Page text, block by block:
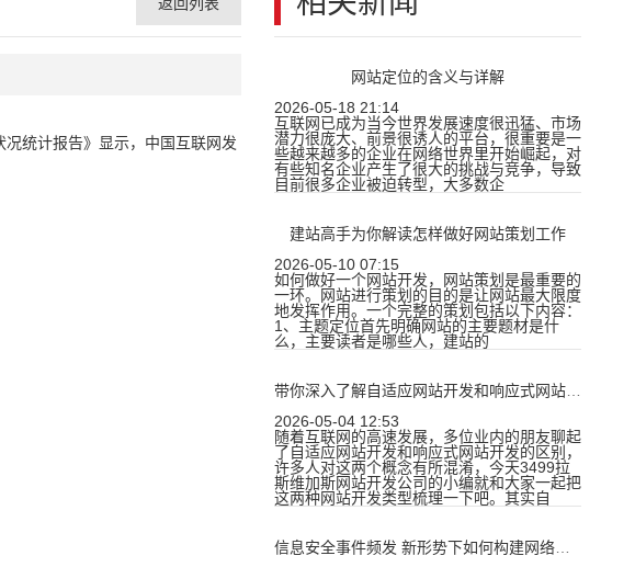
网站定位的含义与详解
2026-05-18 21:14
互联网已成为当今世界发展速度很迅猛、市场
潜力很庞大、前景很诱人的平台，很重要是一
些越来越多的企业在网络世界里开始崛起，对
有些知名企业产生了很大的挑战与竞争，导致
目前很多企业被迫转型，大多数企
建站高手为你解读怎样做好网站策划工作
2026-05-10 07:15
如何做好一个网站开发，网站策划是最重要的
一环。网站进行策划的目的是让网站最大限度
地发挥作用。一个完整的策划包括以下内容：
1、主题定位首先明确网站的主要题材是什
么，主要读者是哪些人，建站的
2026-05-04 12:53
随着互联网的高速发展，多位业内的朋友聊起
了自适应网站开发和响应式网站开发的区别，
许多人对这两个概念有所混淆，今天3499拉
斯维加斯网站开发公司的小编就和大家一起把
这两种网站开发类型梳理一下吧。其实自
统计报告》显示，中国互联网发